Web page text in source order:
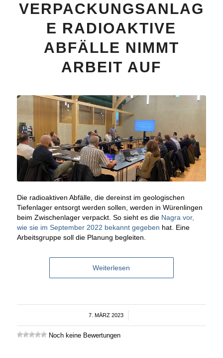
VERPACKUNGSANLAG
E RADIOAKTIVE
ABFÄLLE NIMMT
ARBEIT AUF
Die radioaktiven Abfälle, die dereinst im geologischen
Tiefenlager entsorgt werden sollen, werden in Würenlingen
beim Zwischenlager verpackt. So sieht es die Nagra vor,
wie sie im September 2022 bekannt gegeben hat. Eine
Arbeitsgruppe soll die Planung begleiten.
Weiterlesen
7. MÄRZ 2023
/
Noch keine Bewertungen